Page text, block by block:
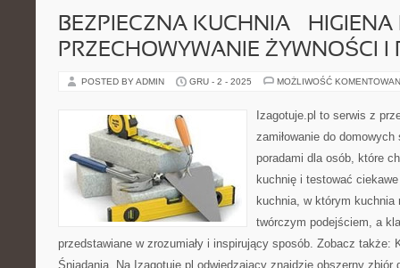
BEZPIECZNA KUCHNIA – HIGIENA
PRZECHOWYWANIE ŻYWNOŚCI I
POSTED BY ADMIN GRU - 2 - 2025 MOŻLIWOŚĆ
Izagotuje.pl to serwis z
zamiłowanie do
poradami dla osób, które
kuchnię i testować
kuchnia, w którym
twórczym podejściem, a
przedstawiane w zrozumiały i inspirujący sposób. Zobacz także:
Śniadania. Na Izagotuje.pl odwiedzający znajdzie obszerny zbiór